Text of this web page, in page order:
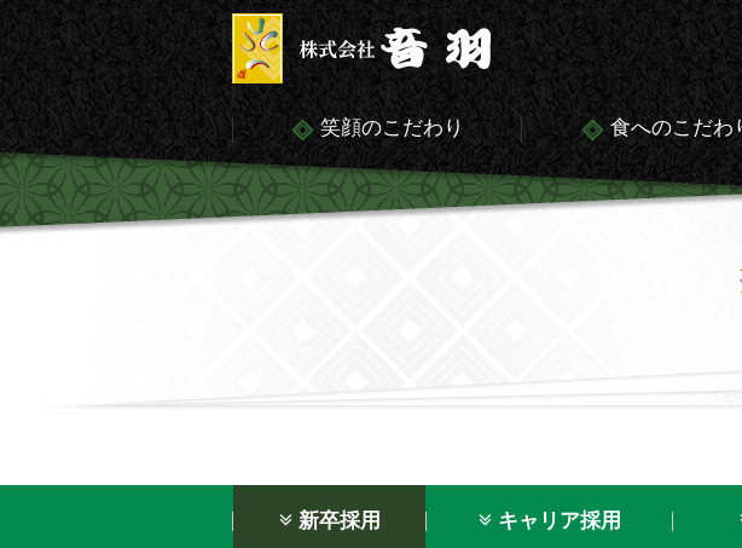
笑顔のこだわり 食へのこだわ
新卒採用 キャリア採用